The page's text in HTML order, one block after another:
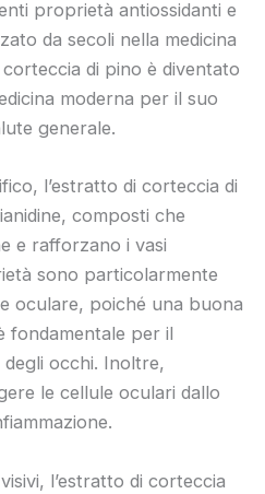
proprietà antiossidanti e
da secoli nella medicina
di pino è diventato
moderna per il suo
generale.
l’estratto di corteccia di
composti che
e rafforzano i vasi
sono particolarmente
oculare, poiché una buona
fondamentale per il
occhi. Inoltre,
le cellule oculari dallo
l’estratto di corteccia